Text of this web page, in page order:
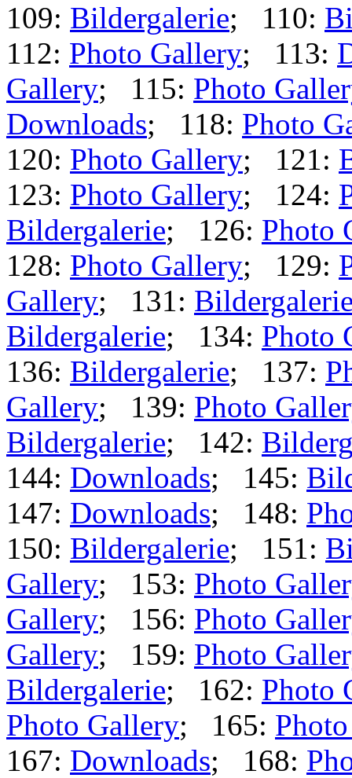
109: Bildergalerie; 110:
112: Photo Gallery; 113:
Gallery; 115: Photo
Downloads; 118: Photo
120: Photo Gallery; 121:
123: Photo Gallery; 124:
Bildergalerie; 126: Photo
128: Photo Gallery; 129:
Gallery; 131:
Bildergalerie; 134: Photo
136: Bildergalerie; 137:
Gallery; 139: Photo
Bildergalerie; 142:
144: Downloads; 145:
147: Downloads; 148:
150: Bildergalerie; 151:
Gallery; 153: Photo
Gallery; 156: Photo
Gallery; 159: Photo
Bildergalerie; 162: Photo
Photo Gallery; 165:
167: Downloads; 168: